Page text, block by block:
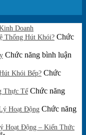
Doanh
có
bình
luận
ở
Dụng
Tách
Cho
Từng
Hình
Thống Hút Khói? Chức
Chức năng bình luận
Khói Bếp? Chức
Thực Tế Chức năng
Hoạt Động Chức năng
Hoạt Động – Kiến Thức